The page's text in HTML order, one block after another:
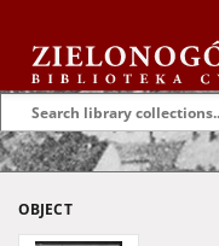
OBJECT